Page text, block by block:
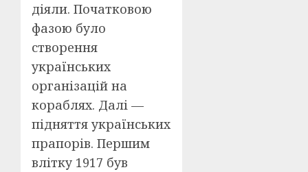
діяли. Початковою
фазою було
створення
українських
організацій на
кораблях. Далі —
підняття українських
прапорів. Першим
влітку 1917 був